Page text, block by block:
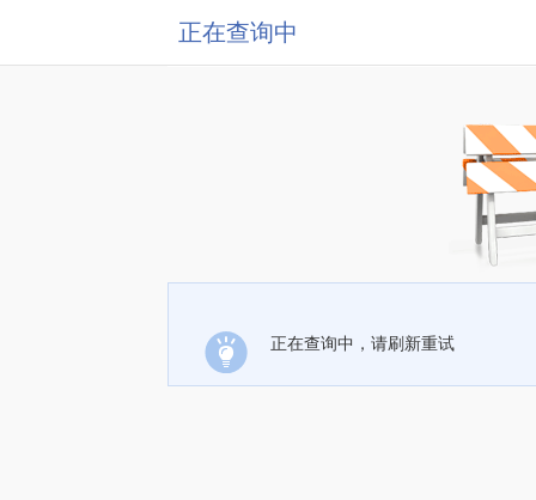
正在查询中
正在查询中，请刷新重试